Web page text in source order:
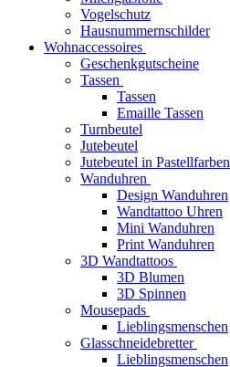
Vogelschutz
Hausnummernschilder
Wohnaccessoires
Geschenkgutscheine
Tassen
Tassen
Emaille Tassen
Turnbeutel
Jutebeutel
Jutebeutel in Pastellfarben
Wanduhren
Design Wanduhren
Wandtattoo Uhren
Mini Wanduhren
Print Wanduhren
3D Wandtattoos
3D Blumen
3D Spinnen
Mousepads
Lieblingsmenschen
Glasschneidebretter
Lieblingsmenschen